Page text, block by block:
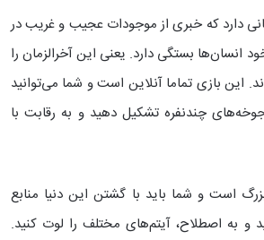
دارد که خبری از موجودات عجیب و غریب در
انسان‌ها بستگی دارد. یعنی این آخرالزمان را
این بازی تماما آنلاین است و شما می‌توانید
چندنفره تشکیل دهید و به رقابت با
است و شما باید با گشتن این دنیا منابع
و به اصطلاح،‌ آیتم‌های مختلف را لوت کنید.